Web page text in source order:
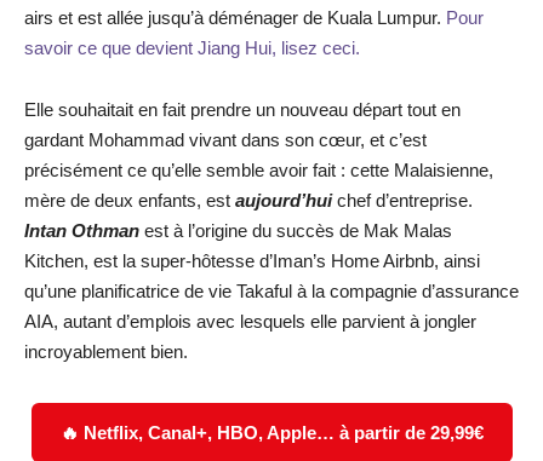
airs et est allée jusqu’à déménager de Kuala Lumpur. Pour
savoir ce que devient Jiang Hui, lisez ceci.
Elle souhaitait en fait prendre un nouveau départ tout en
gardant Mohammad vivant dans son cœur, et c’est
précisément ce qu’elle semble avoir fait : cette Malaisienne,
mère de deux enfants, est aujourd’huichef d’entreprise.
Intan Othman est à l’origine du succès de Mak Malas
Kitchen, est la super-hôtesse d’Iman’s Home Airbnb, ainsi
qu’une planificatrice de vie Takaful à la compagnie d’assurance
AIA, autant d’emplois avec lesquels elle parvient à jongler
incroyablement bien.
🔥 Netflix, Canal+, HBO, Apple… à partir de 29,99€